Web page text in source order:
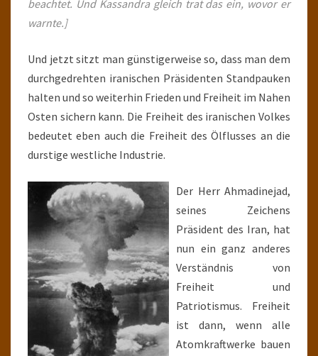
beachtet. Und Kassandra gleich trat das ein, wovor er
warnte.]
Und jetzt sitzt man günstigerweise so, dass man dem
durchgedrehten iranischen Präsidenten Standpauken
halten und so weiterhin Frieden und Freiheit im Nahen
Osten sichern kann. Die Freiheit des iranischen Volkes
bedeutet eben auch die Freiheit des Ölflusses an die
durstige westliche Industrie.
Der Herr Ahmadinejad,
seines Zeichens
Präsident des Iran, hat
nun ein ganz anderes
Verständnis von
Freiheit und
Patriotismus. Freiheit
ist dann, wenn alle
Atomkraftwerke bauen